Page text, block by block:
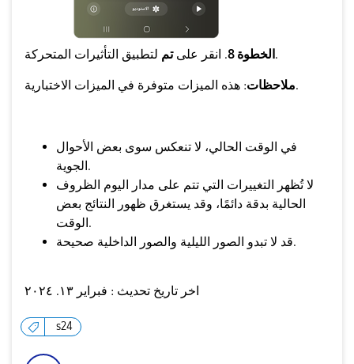
الخطوة 8 . انقر على تم لتطبيق التأثيرات المتحركة.
ملاحظات: هذه الميزات متوفرة في الميزات الاختبارية.
في الوقت الحالي، لا تنعكس سوى بعض الأحوال
الجوية.
لا تُظهر التغييرات التي تتم على مدار اليوم الظروف
الحالية بدقة دائمًا، وقد يستغرق ظهور النتائج بعض
الوقت.
قد لا تبدو الصور الليلية والصور الداخلية صحيحة.
اخر تاريخ تحديث : فبراير ١٣. ٢٠٢٤
s24